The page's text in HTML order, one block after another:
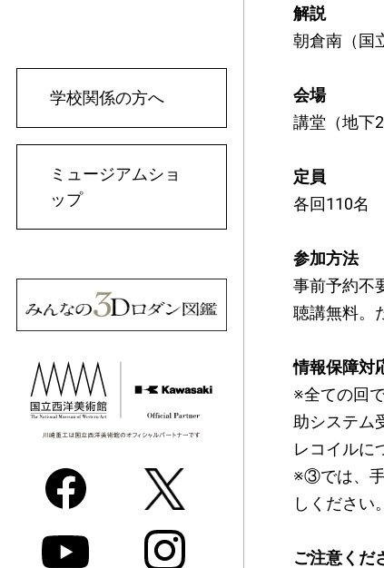
学校関係の方へ
ミュージアムショ
ップ
解説
朝倉南（国
会場
講堂（地下2
定員
各回110名
参加方法
事前予約不
聴講無料。
情報保障対
※全ての回
助システム
レコイルに
※③では、手
しください
ご注意くだ